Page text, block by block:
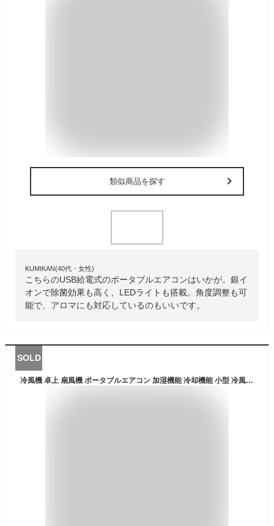
類似商品を探す
KUMIKAN(40代・女性)
こちらのUSB給電式のポータブルエアコンはいかが。銀イ
オンで除菌効果も高く、LEDライトも搭載。角度調整も可
能で、アロマにも対応しているのもいいです。
SOLD
冷風機 卓上 扇風機 ポータブルエアコン 加湿機能 冷却機能 小型 冷風扇 卓上扇風機 240ml 水タンクミニクーラー ポータブルクーラー USB充電式 風力3階段切替 2000mAh超大容量 軽量 静音 ポータブル 冷風機 持ち運び ミニエアコン 車中泊 オフィス 個室 自宅用